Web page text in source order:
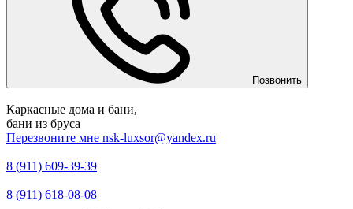
Позвонить
Каркасные дома и бани,
бани из бруса
Перезвоните мне nsk-luxsor@yandex.ru
8 (911) 609-39-39
8 (911) 618-08-08